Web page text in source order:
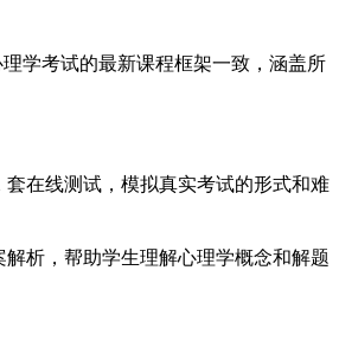
学考试的最新课程框架一致，涵盖所
套在线测试，模拟真实考试的形式和难
析，帮助学生理解心理学概念和解题